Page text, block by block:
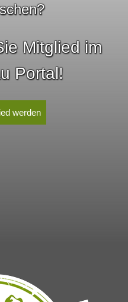
Mitglied im
Portal!
werden